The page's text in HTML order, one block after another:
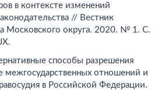
в контексте изменений
// Вестник
Московского округа. 2020. № 1. С.
способы разрешения
межгосударственных отношений и
в Российской Федерации.